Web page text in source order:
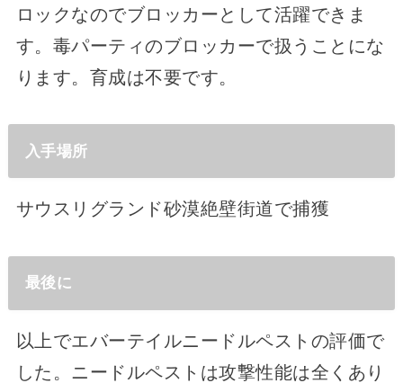
ロックなのでブロッカーとして活躍できま
す。毒パーティのブロッカーで扱うことにな
ります。育成は不要です。
入手場所
サウスリグランド砂漠絶壁街道で捕獲
最後に
以上でエバーテイルニードルペストの評価で
した。ニードルペストは攻撃性能は全くあり